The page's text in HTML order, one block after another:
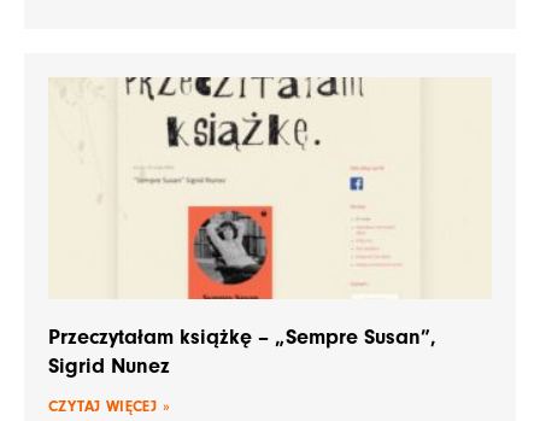
Przeczytałam książkę – „Sempre Susan”,
Sigrid Nunez
CZYTAJ WIĘCEJ »